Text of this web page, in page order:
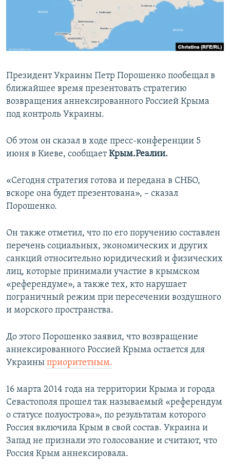
ПОБЕДИТЕЛЕЙ НЕ СУДЯТ?
КРЫМ.НЕПОКОРЕННЫЙ
ELIFBE
ПРИСОЕДИНЯЙТЕСЬ!
Все сайты RFE/RL
Президент Украины Петр Порошенко пообещал в
ближайшее время презентовать стратегию
возвращения аннексированного Россией Крыма
под контроль Украины.
Об этом он сказал в ходе пресс-конференции 5
июня в Киеве, сообщаетКрым.Реалии.
«Сегодня стратегия готова и передана в СНБО,
вскоре она будет презентована», – сказал
Порошенко.
Он также отметил, что по его поручению составлен
перечень социальных, экономических и других
санкций относительно юридический и физических
лиц, которые принимали участие в крымском
«референдуме», а также тех, кто нарушает
пограничный режим при пересечении воздушного
и морского пространства.
До этого Порошенко заявил, что возвращение
аннексированного Россией Крыма остается для
Украины приоритетным.
16 марта 2014 года на территории Крыма и города
Севастополя прошел так называемый «референдум
о статусе полуострова», по результатам которого
Россия включила Крым в свой состав. Украина и
Запад не признали это голосование и считают, что
Россия Крым аннексировала.